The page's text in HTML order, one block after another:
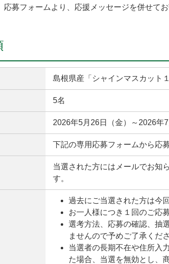
応募フォームより、応援メッセージを併せてお
島根県産「シャインマスカット１
5名
2026年5月26日（金）～2026年7
下記の専用応募フォームから応
当選された方にはメールでお知
す。
過去にご当選された方は今
お一人様につき１回のご応
選考方法、応募の確認、抽
ませんので予めご了承くださ
当選者の長期不在や住所入
た場合、当選を無効とし、